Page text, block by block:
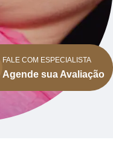
FALE COM ESPECIALISTA
Agende sua Avaliação